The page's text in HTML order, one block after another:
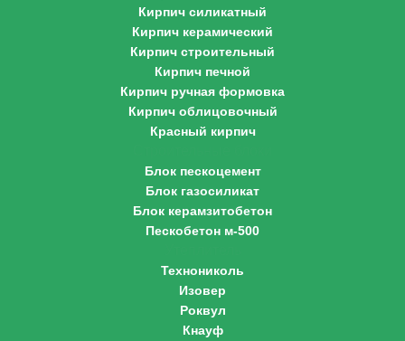
Кирпич силикатный
Кирпич керамический
Кирпич строительный
Кирпич печной
Кирпич ручная формовка
Кирпич облицовочный
Красный кирпич
Блок пескоцемент
Блок газосиликат
Блок керамзитобетон
Пескобетон м-500
Технониколь
Изовер
Роквул
Кнауф